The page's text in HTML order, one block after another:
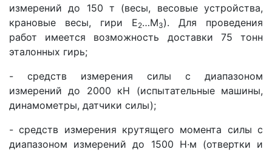
измерений до 150 т (весы, весовые устройства,
крановые весы, гири Е2…М3). Для проведения
работ имеется возможность доставки 75 тонн
эталонных гирь;
- средств измерения силы с диапазоном
измерений до 2000 кН (испытательные машины,
динамометры, датчики силы);
- средств измерения крутящего момента силы с
диапазоном измерений до 1500 Н·м (отвертки и